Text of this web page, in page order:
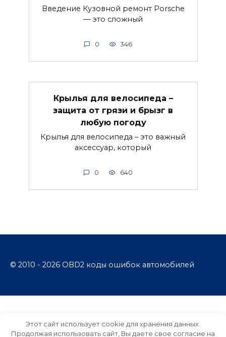
Введение Кузовной ремонт Porsche
— это сложный
0 346
Крылья для велосипеда –
защита от грязи и брызг в
любую погоду
Крылья для велосипеда – это важный
аксессуар, который
0 640
© 2010 - 2026 OBD2 коды ошибок автомобилей
Этот сайт использует cookie для хранения данных.
Продолжая использовать сайт, Вы даете свое согласие на